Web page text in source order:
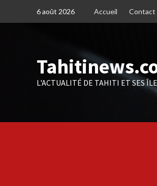
6 août 2026 Accueil Contact
L'ACTUALITÉ DE TAHITI ET SES